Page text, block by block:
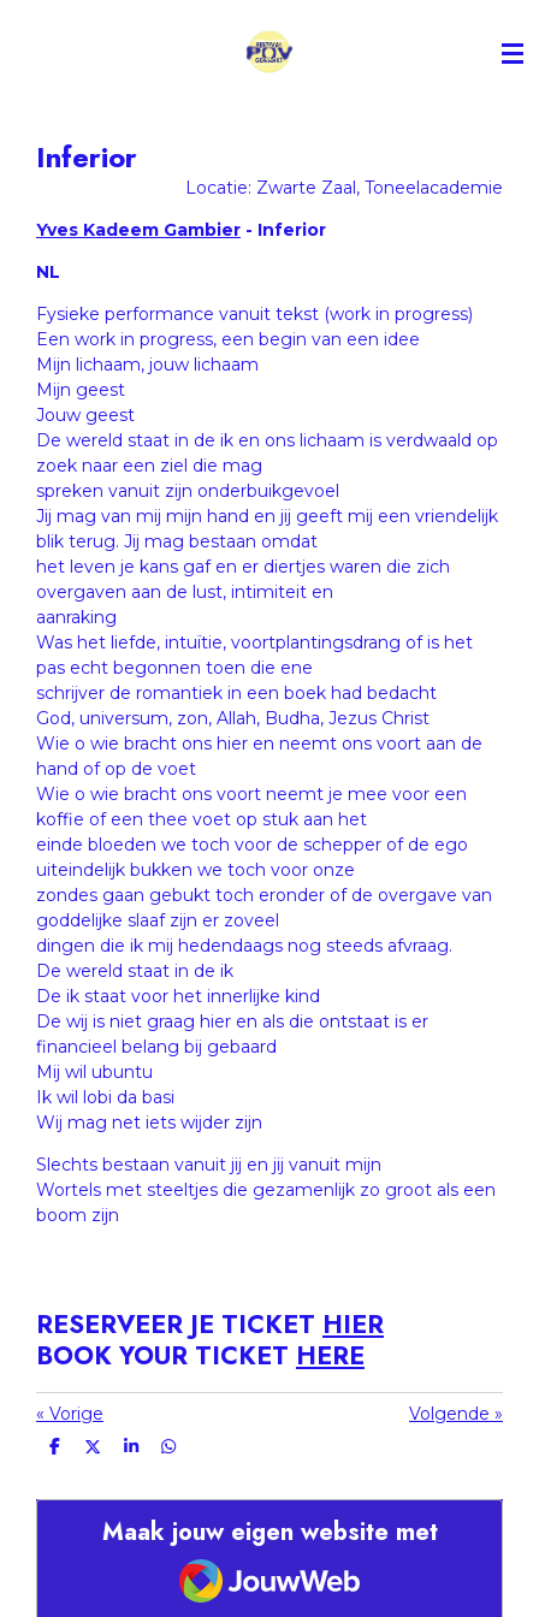
Inferior
Locatie: Zwarte Zaal, Toneelacademie
Yves Kadeem Gambier - Inferior
NL
Fysieke performance vanuit tekst (work in progress)
Een work in progress, een begin van een idee
Mijn lichaam, jouw lichaam
Mijn geest
Jouw geest
De wereld staat in de ik en ons lichaam is verdwaald op
zoek naar een ziel die mag
spreken vanuit zijn onderbuikgevoel
Jij mag van mij mijn hand en jij geeft mij een vriendelijk
blik terug. Jij mag bestaan omdat
het leven je kans gaf en er diertjes waren die zich
overgaven aan de lust, intimiteit en
aanraking
Was het liefde, intuïtie, voortplantingsdrang of is het
pas echt begonnen toen die ene
schrijver de romantiek in een boek had bedacht
God, universum, zon, Allah, Budha, Jezus Christ
Wie o wie bracht ons hier en neemt ons voort aan de
hand of op de voet
Wie o wie bracht ons voort neemt je mee voor een
koffie of een thee voet op stuk aan het
einde bloeden we toch voor de schepper of de ego
uiteindelijk bukken we toch voor onze
zondes gaan gebukt toch eronder of de overgave van
goddelijke slaaf zijn er zoveel
dingen die ik mij hedendaags nog steeds afvraag.
De wereld staat in de ik
De ik staat voor het innerlijke kind
De wij is niet graag hier en als die ontstaat is er
financieel belang bij gebaard
Mij wil ubuntu
Ik wil lobi da basi
Wij mag net iets wijder zijn
Slechts bestaan vanuit jij en jij vanuit mijn
Wortels met steeltjes die gezamenlijk zo groot als een
boom zijn
RESERVEER JE TICKET HIER
BOOK YOUR TICKET HERE
« Vorige Volgende »
D
e
D
l
S
r
D
e
n
Maak jouw eigen website met
JouwWeb